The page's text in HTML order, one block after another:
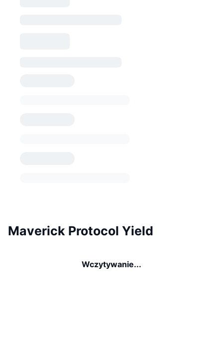
Maverick Protocol Yield
Wczytywanie...